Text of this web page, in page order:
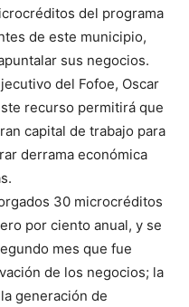
del programa
de este municipio,
sus negocios.
del Fofoe, Oscar
recurso permitirá que
capital de trabajo para
derrama económica
30 microcréditos
por ciento anual, y se
mes que fue
de los negocios; la
generación de